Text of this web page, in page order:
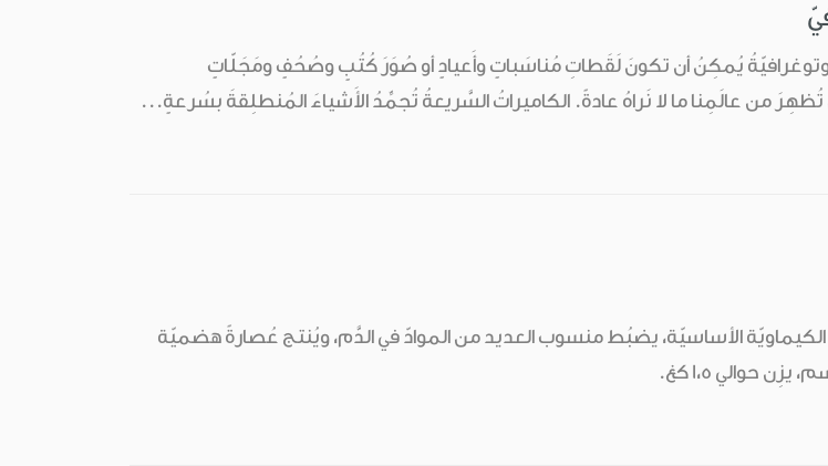
يُمكِنُ أن تكونَ لَقَطاتِ مُناسَباتٍ وأَعيادٍ أو صُوَرَ كُتُبٍ وصُحُفٍ ومَجَلّاتٍ
من عالَمِنا ما لا نَراهُ عادةً. الكاميراتُ السَّريعةُ تُجمِّدُ الأَشياءَ المُنطلِقةَ بسُرعةٍ...
الأساسيّة، يضبُط منسوب العديد من الموادّ في الدَّم، ويُنتج عُصارةً هضميّة
حوالي 1،5 كغ.